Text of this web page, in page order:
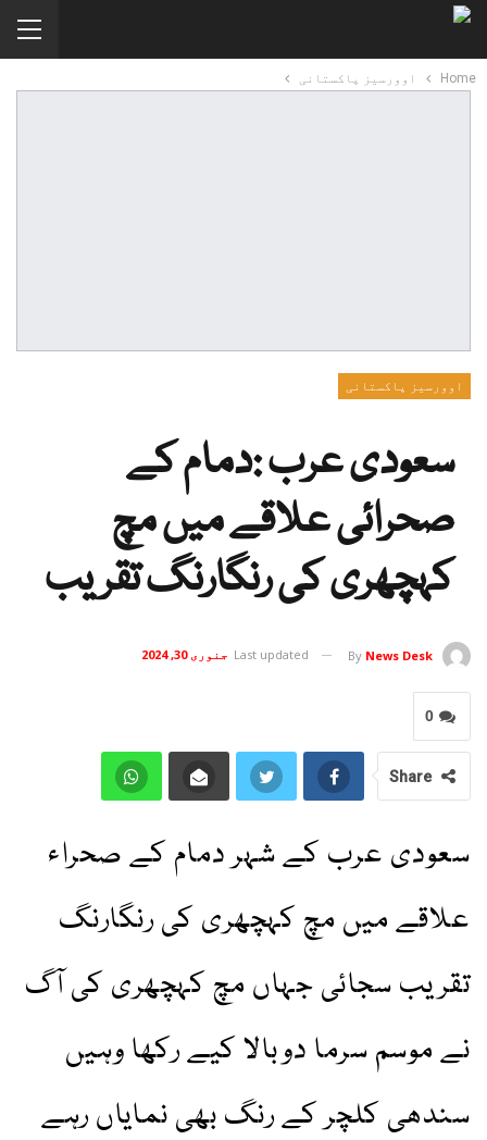
Home اوورسیز پاکستانی
اوورسیز پاکستانی
سعودی عرب :دمام کے
صحرائی علاقے میں مچ
کہچھری کی رنگارنگ تقریب
By News Desk
Last updated جنوری 30, 2024
0
Share
سعودی عرب کے شہر دمام کے صحراء
علاقے میں مچ کہچھری کی رنگارنگ
تقریب سجائی جہاں مچ کہچھری کی آگ
نے موسم سرما دوبالا کیے رکھا وہیں
سندھی کلچر کے رنگ بھی نمایاں رہے